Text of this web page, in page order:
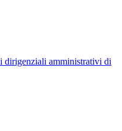
dirigenziali amministrativi di